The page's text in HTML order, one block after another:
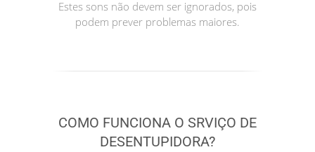
Estes sons não devem ser ignorados, pois
podem prever problemas maiores.
COMO FUNCIONA O SRVIÇO DE
DESENTUPIDORA?